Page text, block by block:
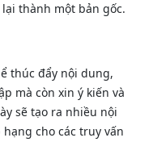
thành một bản gốc.
thúc đẩy nội dung,
mà còn xin ý kiến và
sẽ tạo ra nhiều nội
cho các truy vấn